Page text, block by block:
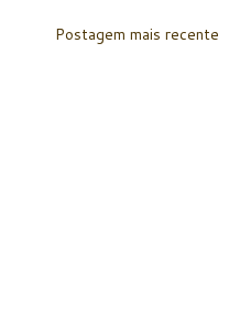
Postagem mais recente